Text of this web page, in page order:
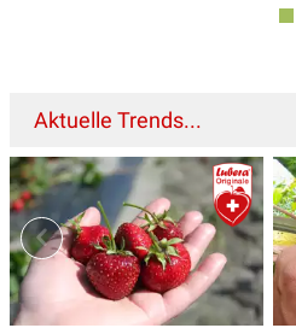
Aktuelle Trends...